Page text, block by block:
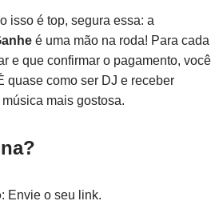
isso é top, segura essa: a
é uma mão na roda! Para cada
e que confirmar o pagamento, você
quase como ser DJ e receber
mais gostosa.
: Envie o seu link.